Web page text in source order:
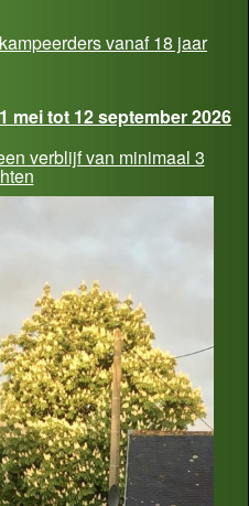
vanaf 18 jaar
mei tot 12 september 2026
verblijf van minimaal 3